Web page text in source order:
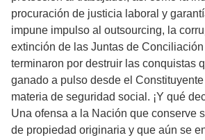
procuración de justicia laboral y
impune impulso al outsourcing, la
extinción de las Juntas de Conciliación
terminaron por destruir las conquistas
ganado a pulso desde el
materia de seguridad social. ¡Y qué
Una ofensa a la Nación que conserve
de propiedad originaria y que aún se